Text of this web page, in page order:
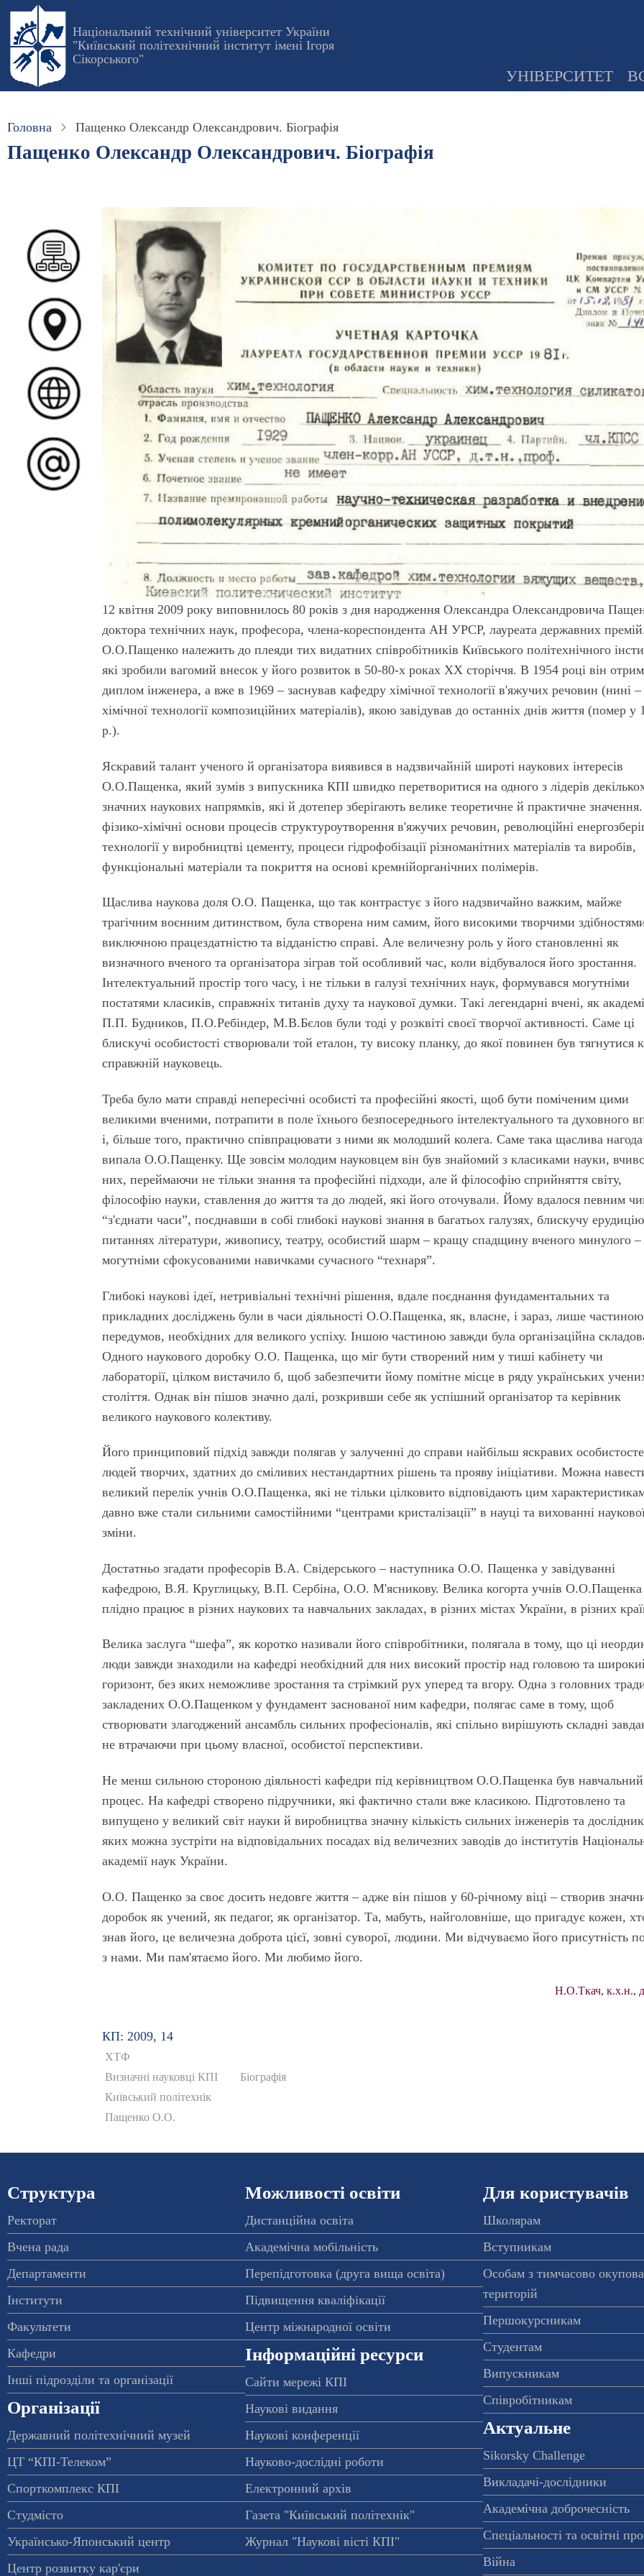
Перейти
основного
вмісту
Національний технічний університет України
"Київський політехнічний інститут імені Ігоря
Сікорського"
УНІВЕРСИТЕТ
Головна Пащенко Олександр Олександрович. Біографія
Пащенко Олександр Олександрович. Біографія
12 квітня 2009 року виповнилось 80 років з дня народження Олександра Олександровича
доктора технічних наук, професора, члена-кореспондента АН УРСР, лауреата державних
О.О.Пащенко належить до плеяди тих видатних співробітників Київського політехнічного
які зробили вагомий внесок у його розвиток в 50-80-х роках ХХ сторіччя. В 1954 році він
диплом інженера, а вже в 1969 – заснував кафедру хімічної технології в'яжучих речовин (нині –
хімічної технології композиційних матеріалів), якою завідував до останніх днів життя (помер у
р.).
Яскравий талант ученого й організатора виявився в надзвичайній широті наукових інтересів
О.О.Пащенка, який зумів з випускника КПІ швидко перетворитися на одного з лідерів
значних наукових напрямків, які й дотепер зберігають велике теоретичне й практичне
фізико-хімічні основи процесів структуроутворення в'яжучих речовин, революційні
технології у виробництві цементу, процеси гідрофобізації різноманітних матеріалів та виробів,
функціональні матеріали та покриття на основі кремнійорганічних полімерів.
Щаслива наукова доля О.О. Пащенка, що так контрастує з його надзвичайно важким, майже
трагічним воєнним дитинством, була створена ним самим, його високими творчими
виключною працездатністю та відданістю справі. Але величезну роль у його становленні як
визначного вченого та організатора зіграв той особливий час, коли відбувалося його зростання.
Інтелектуальний простір того часу, і не тільки в галузі технічних наук, формувався могутніми
постатями класиків, справжніх титанів духу та наукової думки. Такі легендарні вчені, як
П.П. Будников, П.О.Ребіндер, М.В.Бєлов були тоді у розквіті своєї творчої активності. Саме ці
блискучі особистості створювали той еталон, ту високу планку, до якої повинен був тягнутися
справжній науковець.
Треба було мати справді непересічні особисті та професійні якості, щоб бути поміченим цими
великими вченими, потрапити в поле їхнього безпосереднього інтелектуального та духовного
і, більше того, практично співпрацювати з ними як молодший колега. Саме така щаслива нагода
випала О.О.Пащенку. Ще зовсім молодим науковцем він був знайомий з класиками науки,
них, переймаючи не тільки знання та професійні підходи, але й філософію сприйняття світу,
філософію науки, ставлення до життя та до людей, які його оточували. Йому вдалося певним
“з'єднати часи”, поєднавши в собі глибокі наукові знання в багатьох галузях, блискучу
питаннях літератури, живопису, театру, особистий шарм – кращу спадщину вченого минулого –
могутніми сфокусованими навичками сучасного “технаря”.
Глибокі наукові ідеї, нетривіальні технічні рішення, вдале поєднання фундаментальних та
прикладних досліджень були в часи діяльності О.О.Пащенка, як, власне, і зараз, лише частиною
передумов, необхідних для великого успіху. Іншою частиною завжди була організаційна
Одного наукового доробку О.О. Пащенка, що міг бути створений ним у тиші кабінету чи
лабораторії, цілком вистачило б, щоб забезпечити йому помітне місце в ряду українських
століття. Однак він пішов значно далі, розкривши себе як успішний організатор та керівник
великого наукового колективу.
Його принциповий підхід завжди полягав у залученні до справи найбільш яскравих
людей творчих, здатних до сміливих нестандартних рішень та прояву ініціативи. Можна
великий перелік учнів О.О.Пащенка, які не тільки цілковито відповідають цим
давно вже стали сильними самостійними “центрами кристалізації” в науці та вихованні
зміни.
Достатньо згадати професорів В.А. Свідерського – наступника О.О. Пащенка у завідуванні
кафедрою, В.Я. Круглицьку, В.П. Сербіна, О.О. М'ясникову. Велика когорта учнів О.О.Пащенка
плідно працює в різних наукових та навчальних закладах, в різних містах України, в різних
Велика заслуга “шефа”, як коротко називали його співробітники, полягала в тому, що ці
люди завжди знаходили на кафедрі необхідний для них високий простір над головою та
горизонт, без яких неможливе зростання та стрімкий рух уперед та вгору. Одна з головних
закладених О.О.Пащенком у фундамент заснованої ним кафедри, полягає саме в тому, щоб
створювати злагоджений ансамбль сильних професіоналів, які спільно вирішують складні
не втрачаючи при цьому власної, особистої перспективи.
Не менш сильною стороною діяльності кафедри під керівництвом О.О.Пащенка був навчальний
процес. На кафедрі створено підручники, які фактично стали вже класикою. Підготовлено та
випущено у великий світ науки й виробництва значну кількість сильних інженерів та
яких можна зустріти на відповідальних посадах від величезних заводів до інститутів
академії наук України.
О.О. Пащенко за своє досить недовге життя – адже він пішов у 60-річному віці – створив
доробок як учений, як педагог, як організатор. Та, мабуть, найголовніше, що пригадує кожен,
знав його, це величезна доброта цієї, зовні суворої, людини. Ми відчуваємо його присутність
з нами. Ми пам'ятаємо його. Ми любимо його.
Н.О.Ткач, к.х.н.,
КП: 2009, 14
ХТФ
Визначні науковці КПІ
Біографія
Київський політехнік
Пащенко О.О.
Структура
Ректорат
Вчена рада
Департаменти
Інститути
Факультети
Кафедри
Інші підрозділи та організації
Організації
Державний політехнічний музей
ЦТ “КПІ-Телеком”
Спорткомплекс КПІ
Студмісто
Українсько-Японський центр
Центр розвитку кар'єри
Можливості освіти
Дистанційна освіта
Академічна мобільність
Перепідготовка (друга вища освіта)
Підвищення кваліфікації
Центр міжнародної освіти
Інформаційні ресурси
Сайти мережі КПІ
Наукові видання
Наукові конференції
Науково-дослідні роботи
Електронний архів
Газета "Київський політехнік"
Журнал "Наукові вісті КПІ"
Для користувачів
Школярам
Вступникам
Особам з тимчасово
територій
Першокурсникам
Студентам
Випускникам
Співробітникам
Актуальне
Sikorsky Challenge
Викладачі-дослідники
Академічна доброчесність
Спеціальності та освітні
Війна